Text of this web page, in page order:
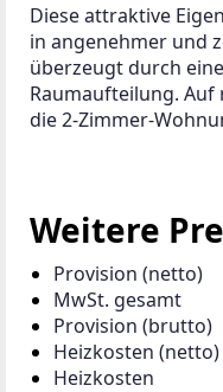
Diese attraktive
in angenehmer und
überzeugt durch
Raumaufteilung. Auf
die 2-Zimmer-
Weitere
Provision (netto)
MwSt. gesamt
Provision (brutto)
Heizkosten (netto)
Heizkosten